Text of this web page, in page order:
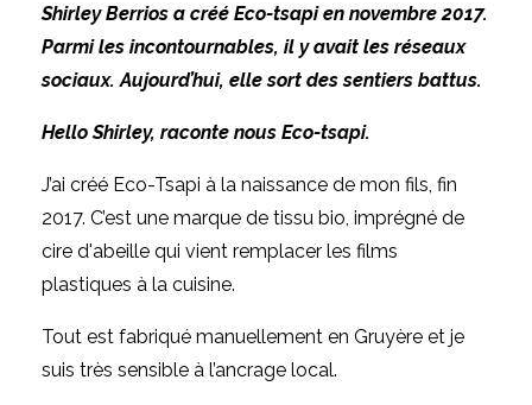
Shirley Berrios a créé Eco-tsapi en novembre 2017.
Parmi les incontournables, il y avait les réseaux
sociaux. Aujourd’hui, elle sort des sentiers battus.
Hello Shirley, raconte nous Eco-tsapi.
J’ai créé Eco-Tsapi à la naissance de mon fils, fin
2017. C’est une marque de tissu bio, imprégné de
cire d'abeille qui vient remplacer les films
plastiques à la cuisine.
Tout est fabriqué manuellement en Gruyère et je
suis très sensible à l’ancrage local.